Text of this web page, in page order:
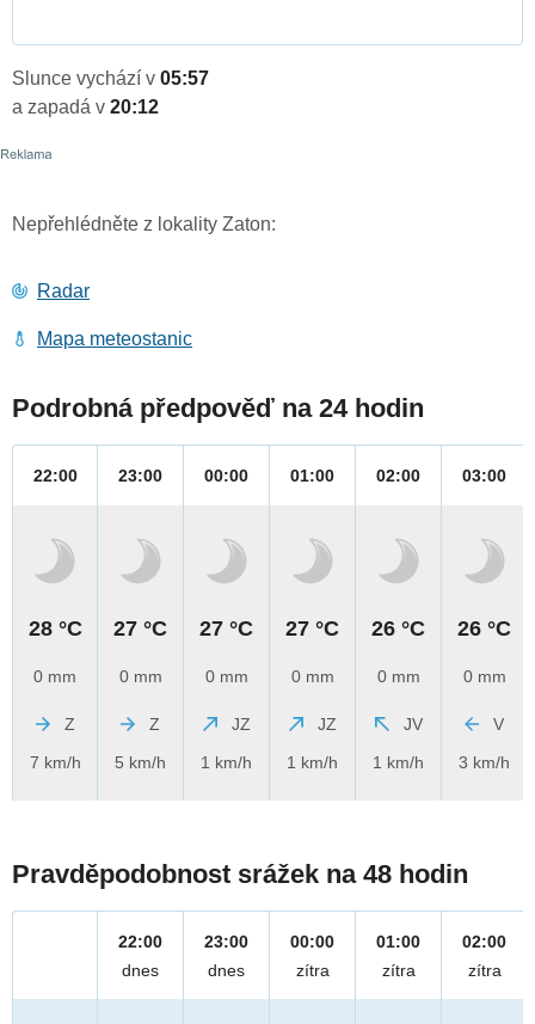
Slunce vychází v 05:57
a zapadá v 20:12
Nepřehlédněte z lokality Zaton:
Radar
Mapa meteostanic
Podrobná předpověď na 24 hodin
22:00
28 °C
0 mm
Z
7 km/h
23:00
27 °C
0 mm
Z
5 km/h
00:00
27 °C
0 mm
JZ
1 km/h
01:00
27 °C
0 mm
JZ
1 km/h
02:00
26 °C
0 mm
JV
1 km/h
03:00
26 °C
0 mm
V
3 km/h
Pravděpodobnost srážek na 48 hodin
22:00
dnes
23:00
dnes
00:00
zítra
01:00
zítra
02:00
zítra